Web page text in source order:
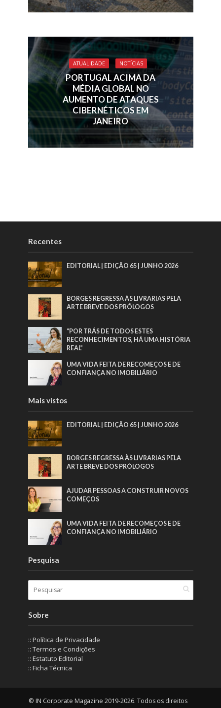
ATUALIDADE NOTÍCIAS
PORTUGAL ACIMA DA
MÉDIA GLOBAL NO
AUMENTO DE ATAQUES
CIBERNÉTICOS EM
JANEIRO
Recentes
EDITORIAL | EDIÇÃO 65 | JUNHO 2026
BORGES REGRESSA ÀS LIVRARIAS PELA
ARTE BREVE DOS PRÓLOGOS
“POR TRÁS DE TODOS ESTES
RECONHECIMENTOS, HÁ UMA HISTÓRIA
REAL”
UMA VIDA FEITA DE RECOMEÇOS E DE
CONFIANÇA NO IMOBILIÁRIO
Mais vistos
EDITORIAL | EDIÇÃO 65 | JUNHO 2026
BORGES REGRESSA ÀS LIVRARIAS PELA
ARTE BREVE DOS PRÓLOGOS
AJUDAR PESSOAS A CONSTRUIR NOVOS
COMEÇOS
UMA VIDA FEITA DE RECOMEÇOS E DE
CONFIANÇA NO IMOBILIÁRIO
Pesquisa
Sobre
:: Política de Privacidade
:: Termos e Condições
:: Estatuto Editorial
:: Ficha Técnica
© IN Corporate Magazine 2019-2026. Todos os direitos